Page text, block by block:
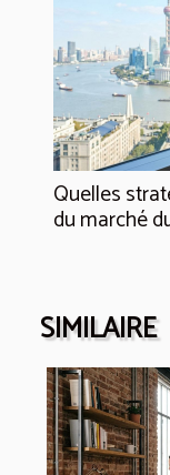
Quelles
du marché
SIMILAIRE